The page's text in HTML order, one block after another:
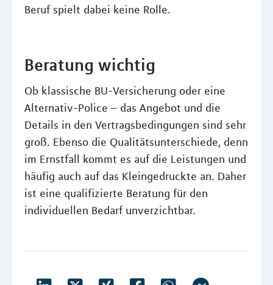
Beruf spielt dabei keine Rolle.
Beratung wichtig
Ob klassische BU-Versicherung oder eine
Alternativ-Police – das Angebot und die
Details in den Vertragsbedingungen sind sehr
groß. Ebenso die Qualitätsunterschiede, denn
im Ernstfall kommt es auf die Leistungen und
häufig auch auf das Kleingedruckte an. Daher
ist eine qualifizierte Beratung für den
individuellen Bedarf unverzichtbar.